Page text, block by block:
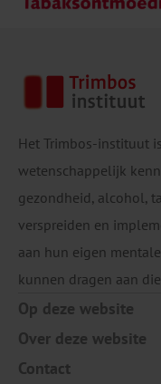
Het Trimbos-instituut
wetenschappelijk
gezondheid, alcohol,
verspreiden en
aan hun eigen
kunnen dragen aan
Op deze website
Over deze website
Contact